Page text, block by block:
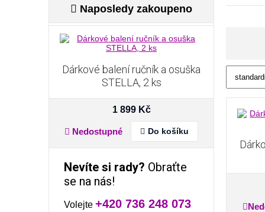
Naposledy zakoupeno
Dárkové balení ručník a osuška
STELLA, 2 ks
1 899 Kč
Nedostupné Do košíku
Nevíte si rady? Obraťte
se na nás!
Volejte +420 736 248 073